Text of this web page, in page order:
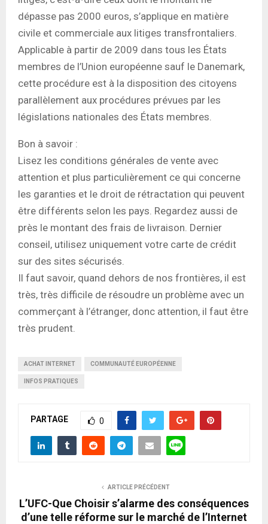
dépasse pas 2000 euros, s’applique en matière
civile et commerciale aux litiges transfrontaliers.
Applicable à partir de 2009 dans tous les États
membres de l’Union européenne sauf le Danemark,
cette procédure est à la disposition des citoyens
parallèlement aux procédures prévues par les
législations nationales des États membres.
Bon à savoir :
Lisez les conditions générales de vente avec
attention et plus particulièrement ce qui concerne
les garanties et le droit de rétractation qui peuvent
être différents selon les pays. Regardez aussi de
près le montant des frais de livraison. Dernier
conseil, utilisez uniquement votre carte de crédit
sur des sites sécurisés.
Il faut savoir, quand dehors de nos frontières, il est
très, très difficile de résoudre un problème avec un
commerçant à l’étranger, donc attention, il faut être
très prudent.
ACHAT INTERNET COMMUNAUTÉ EUROPÉENNE
INFOS PRATIQUES
PARTAGE 0
ARTICLE PRÉCÉDENT
L’UFC-Que Choisir s’alarme des conséquences
d’une telle réforme sur le marché de l’Internet